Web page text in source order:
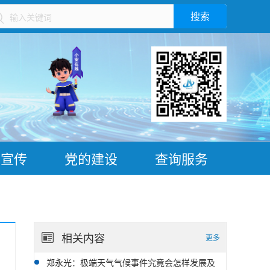
搜索
传 党的建设 查询服务
相关内容 更多
郑永光：极端天气气候事件究竟会怎样发展及